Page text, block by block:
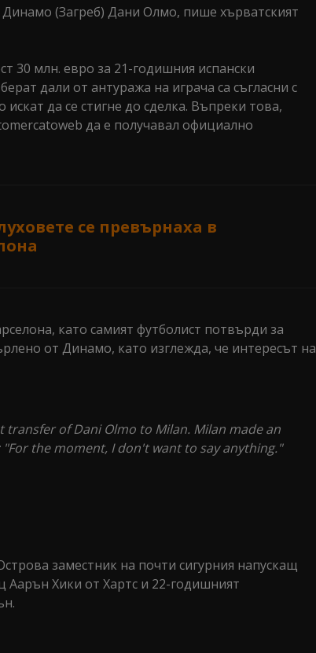
(Загреб) Дани Олмо, пише хърватският
30 млн. евро за 21-годишния испански
дали от антуража на играча са съгласни с
да се стигне до сделка. Въпреки това,
да е получавал официално
се превърнаха в
като самият футболист потвърди за
от Динамо, като изглежда, че интересът на
of Dani Olmo to Milan. Milan made an
the moment, I don't want to say anything."
заместник на почти сигурния напускащ
Аарън Хики от Хартс и 22-годишният